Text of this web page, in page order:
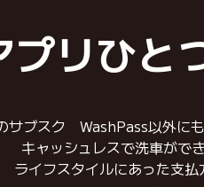
プリひと
サブスク WashPass以外に
キャッシュレスで洗車がで
ライフスタイルにあった支払